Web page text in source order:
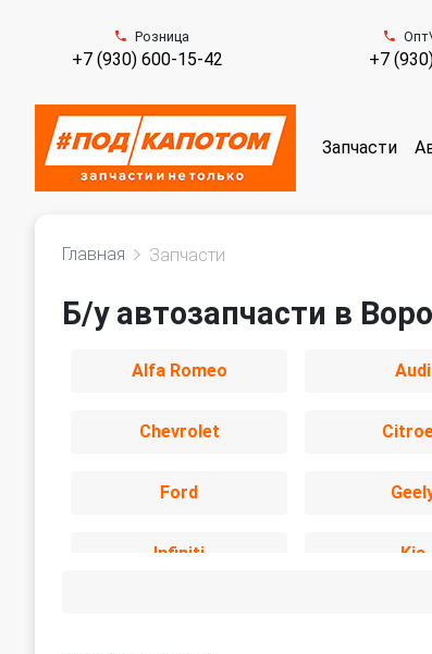
Розница
+7 (930) 600-15-42 +7
Запчасти
Главная Запчасти
Б/у автозапчасти в
Alfa Romeo Audi
Chevrolet
Ford
Infiniti Kia